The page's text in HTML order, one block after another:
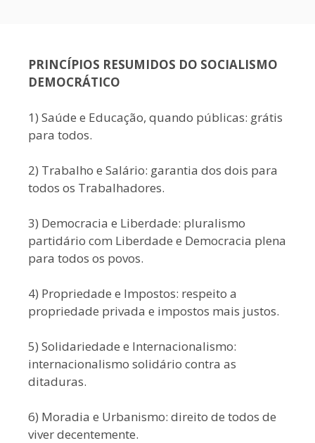
PRINCÍPIOS RESUMIDOS DO SOCIALISMO
DEMOCRÁTICO
1) Saúde e Educação, quando públicas: grátis
para todos.
2) Trabalho e Salário: garantia dos dois para
todos os Trabalhadores.
3) Democracia e Liberdade: pluralismo
partidário com Liberdade e Democracia plena
para todos os povos.
4) Propriedade e Impostos: respeito a
propriedade privada e impostos mais justos.
5) Solidariedade e Internacionalismo:
internacionalismo solidário contra as
ditaduras.
6) Moradia e Urbanismo: direito de todos de
viver decentemente.